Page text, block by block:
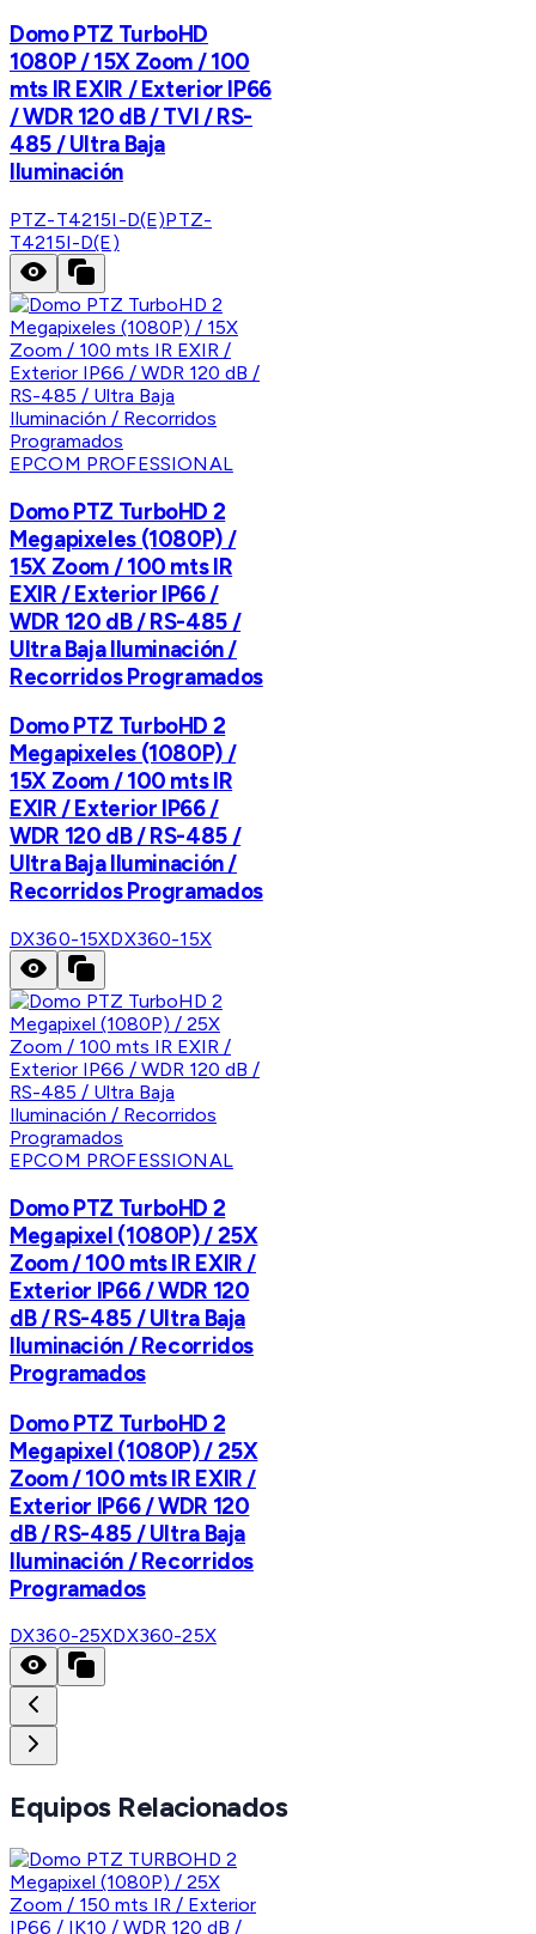
Domo PTZ TurboHD
1080P / 15X Zoom / 100
mts IR EXIR / Exterior IP66
/ WDR 120 dB / TVI / RS-
485 / Ultra Baja
Iluminación
PTZ-T4215I-D(E)PTZ-
T4215I-D(E)
EPCOM PROFESSIONAL
Domo PTZ TurboHD 2
Megapixeles (1080P) /
15X Zoom / 100 mts IR
EXIR / Exterior IP66 /
WDR 120 dB / RS-485 /
Ultra Baja Iluminación /
Recorridos Programados
Domo PTZ TurboHD 2
Megapixeles (1080P) /
15X Zoom / 100 mts IR
EXIR / Exterior IP66 /
WDR 120 dB / RS-485 /
Ultra Baja Iluminación /
Recorridos Programados
DX360-15XDX360-15X
EPCOM PROFESSIONAL
Domo PTZ TurboHD 2
Megapixel (1080P) / 25X
Zoom / 100 mts IR EXIR /
Exterior IP66 / WDR 120
dB / RS-485 / Ultra Baja
Iluminación / Recorridos
Programados
Domo PTZ TurboHD 2
Megapixel (1080P) / 25X
Zoom / 100 mts IR EXIR /
Exterior IP66 / WDR 120
dB / RS-485 / Ultra Baja
Iluminación / Recorridos
Programados
DX360-25XDX360-25X
Equipos Relacionados